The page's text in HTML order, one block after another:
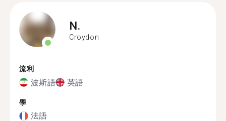
N.
Croydon
流利
波斯語 英語
學
法語